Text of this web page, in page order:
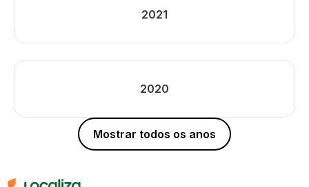
2021
2020
Mostrar todos os anos